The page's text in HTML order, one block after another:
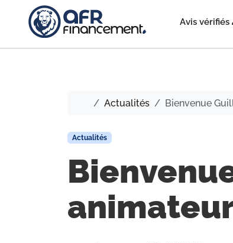
Avis vérifiés
Accueil
Actualités Bienvenue
Actualités